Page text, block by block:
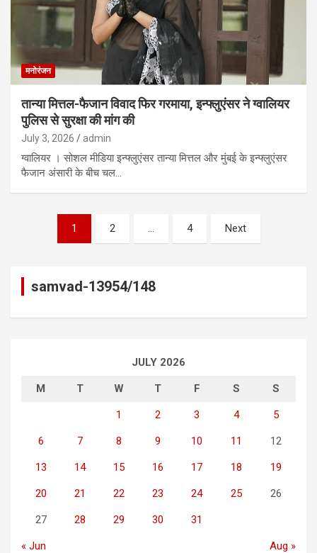
मनोरंजन
तान्या मित्तल-फैजान विवाद फिर गरमाया, इन्फ्लुएंसर ने ग्वालियर
पुलिस से सुरक्षा की मांग की
July 3, 2026 admin
ग्वालियर । सोशल मीडिया इन्फ्लुएंसर तान्या मित्तल और मुंबई के इन्फ्लुएंसर
फैजान अंसारी के बीच चल…
pagination
1 2 … 4 Next
samvad-13954/148
JULY 2026
M T W T F S S
1 2 3 4 5
6 7 8 9 10 11 12
13 14 15 16 17 18 19
20 21 22 23 24 25 26
27 28 29 30 31
« Jun Aug »